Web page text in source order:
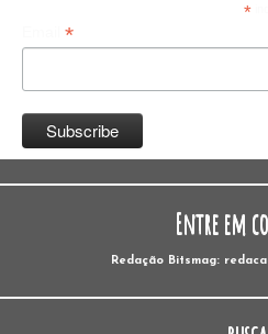
*
*
Entre em
Redação Bitsmag: